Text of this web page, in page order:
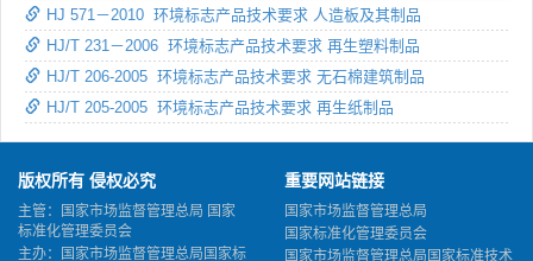
HJ 571－2010 环境标志产品技术要求 人造板及其制品
HJ/T 231－2006 环境标志产品技术要求 再生塑料制品
HJ/T 206-2005 环境标志产品技术要求 无石棉建筑制品
HJ/T 205-2005 环境标志产品技术要求 再生纸制品
版权所有 侵权必究
主管：国家市场监督管理总局 国家
标准化管理委员会
主办：国家市场监督管理总局国家标
重要网站链接
国家市场监督管理总局
国家标准化管理委员会
国家市场监督管理总局国家标准技术